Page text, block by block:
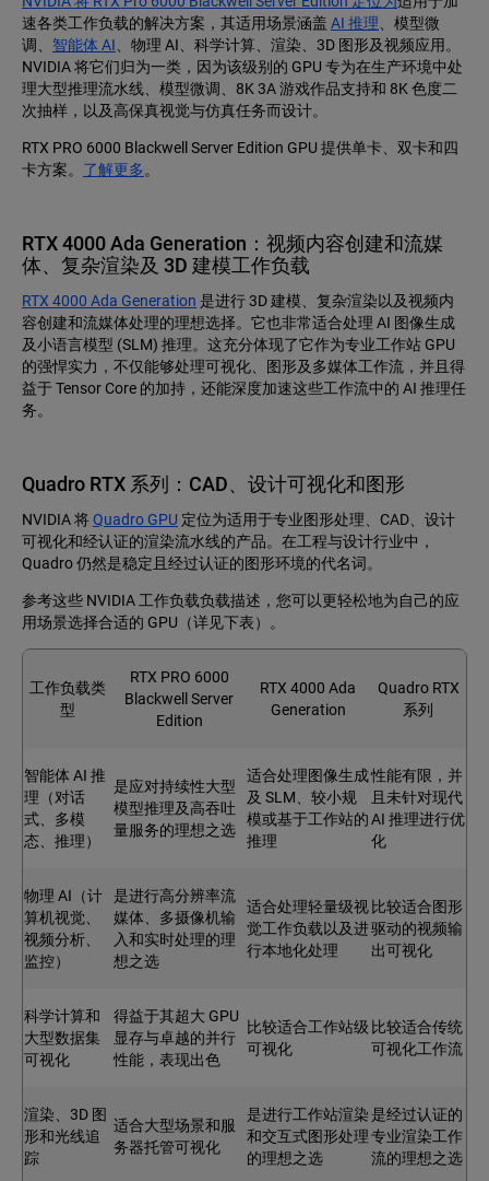
速各类工作负载的解决方案，其适用场景涵盖 AI 推理、模型微
调、 智能体 AI、物理 AI、科学计算、渲染、3D 图形及视频应用。
NVIDIA 将它们归为一类，因为该级别的 GPU 专为在生产环境中处
理大型推理流水线、模型微调、8K 3A 游戏作品支持和 8K 色度二
次抽样，以及高保真视觉与仿真任务而设计。
RTX PRO 6000 Blackwell Server Edition GPU 提供单卡、双卡和四
卡方案。 了解更多。
RTX 4000 Ada Generation：视频内容创建和流媒
体、复杂渲染及 3D 建模工作负载
RTX 4000 Ada Generation 是进行 3D 建模、复杂渲染以及视频内
容创建和流媒体处理的理想选择。它也非常适合处理 AI 图像生成
及小语言模型 (SLM) 推理。这充分体现了它作为专业工作站 GPU
的强悍实力，不仅能够处理可视化、图形及多媒体工作流，并且得
益于 Tensor Core 的加持，还能深度加速这些工作流中的 AI 推理任
务。
Quadro RTX 系列：CAD、设计可视化和图形
NVIDIA 将Quadro GPU 定位为适用于专业图形处理、CAD、设计
可视化和经认证的渲染流水线的产品。在工程与设计行业中，
Quadro 仍然是稳定且经过认证的图形环境的代名词。
参考这些 NVIDIA 工作负载负载描述，您可以更轻松地为自己的应
用场景选择合适的 GPU（详见下表）。
工作负载类
型
RTX PRO 6000
Blackwell Server
Edition
RTX 4000 Ada
Generation
Quadro RTX
系列
智能体 AI 推
理（对话
式、多模
态、推理）
是应对持续性大型
模型推理及高吞吐
量服务的理想之选
适合处理图像生成
及 SLM、较小规
模或基于工作站的
推理
性能有限，并
且未针对现代
AI 推理进行优
化
物理 AI（计
算机视觉、
视频分析、
监控）
是进行高分辨率流
媒体、多摄像机输
入和实时处理的理
想之选
适合处理轻量级视
觉工作负载以及进
行本地化处理
比较适合图形
驱动的视频输
出可视化
科学计算和
大型数据集
可视化
得益于其超大 GPU
显存与卓越的并行
性能，表现出色
比较适合工作站级
可视化
比较适合传统
可视化工作流
渲染、3D 图
形和光线追
踪
适合大型场景和服
务器托管可视化
是进行工作站渲染
和交互式图形处理
的理想之选
是经过认证的
专业渲染工作
流的理想之选